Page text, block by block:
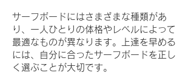
サーフボードにはさまざまな種類があ
り、一人ひとりの体格やレベルによって
最適なものが異なります。上達を早める
には、自分に合ったサーフボードを正し
く選ぶことが大切です。